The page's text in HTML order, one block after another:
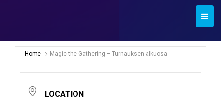
T
o
g
l
Home Magic the Gathering – Turnauksen alkuosa
LOCATION